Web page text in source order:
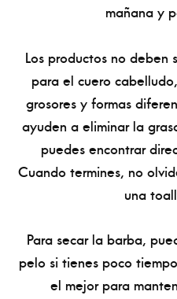
mañana y
Los productos no deben
para el cuero
grosores y formas
ayuden a eliminar la
puedes encontrar
Cuando termines, no
una
Para secar la barba,
pelo si tienes poco
el mejor para